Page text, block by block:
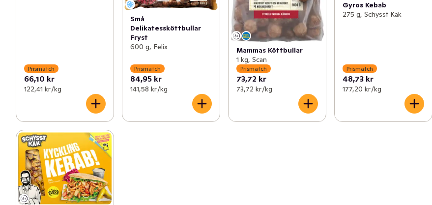
Prismatch
66,10 kr
122,41 kr /kg
Små
Delikatessköttbullar
Fryst
600 g, Felix
Prismatch
84,95 kr
141,58 kr /kg
Mammas Köttbullar
1 kg, Scan
Prismatch
73,72 kr
73,72 kr /kg
Gyros Kebab
275 g, Schysst Käk
Prismatch
48,73 kr
177,20 kr /kg